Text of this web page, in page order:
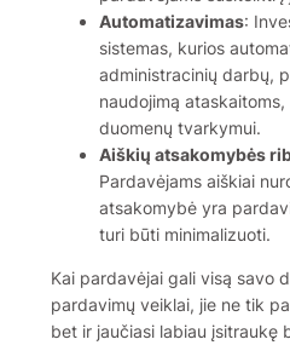
Automatizavimas:
sistemas, kurios
administracinių darbų,
naudojimą
duomenų tvarkymui.
Aiškių atsakomybės
Pardavėjams aiškiai
atsakomybė yra
turi būti minimalizuoti.
Kai pardavėjai gali visą savo
pardavimų veiklai, jie ne tik
bet ir jaučiasi labiau įsitraukę